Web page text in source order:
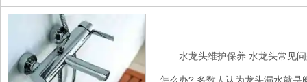
水龙头维护保养 水龙头常见
怎么办? 多数人认为龙头漏水就